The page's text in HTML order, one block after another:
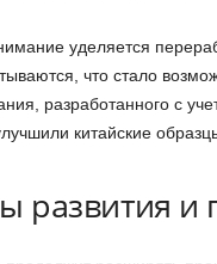
уделяется
что стало
разработанного с
китайские
развития и